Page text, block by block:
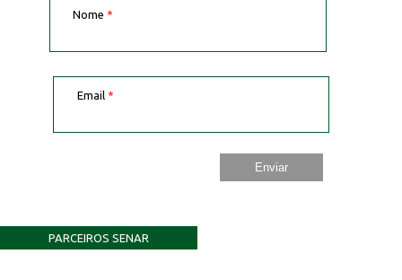
Nome *
Email *
PARCEIROS SENAR